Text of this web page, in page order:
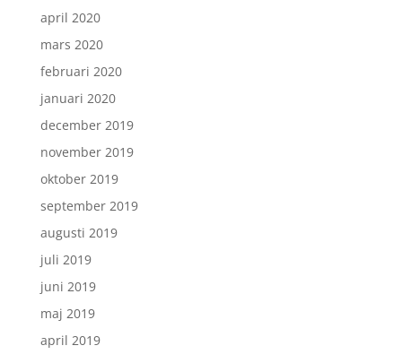
april 2020
mars 2020
februari 2020
januari 2020
december 2019
november 2019
oktober 2019
september 2019
augusti 2019
juli 2019
juni 2019
maj 2019
april 2019